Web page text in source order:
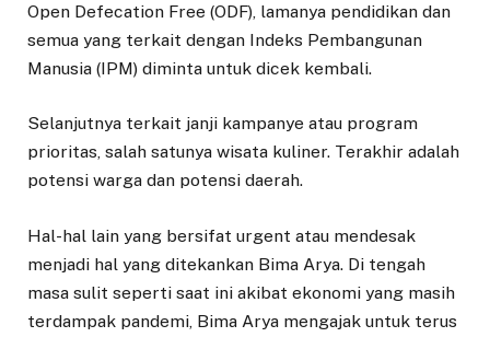
Open Defecation Free (ODF), lamanya pendidikan dan
semua yang terkait dengan Indeks Pembangunan
Manusia (IPM) diminta untuk dicek kembali.
Selanjutnya terkait janji kampanye atau program
prioritas, salah satunya wisata kuliner. Terakhir adalah
potensi warga dan potensi daerah.
Hal-hal lain yang bersifat urgent atau mendesak
menjadi hal yang ditekankan Bima Arya. Di tengah
masa sulit seperti saat ini akibat ekonomi yang masih
terdampak pandemi, Bima Arya mengajak untuk terus